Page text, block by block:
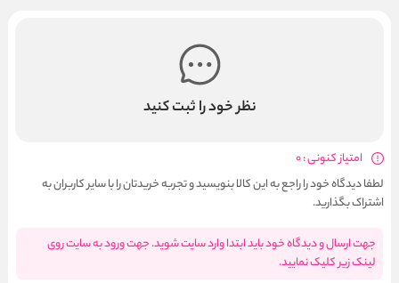
نظر خود را ثبت کنید
امتیاز کنونی : 0
لطفا دیدگاه خود را راجع به این کالا بنویسید و تجربه خریدتان را با سایر کاربران به
اشتراک بگذارید.
جهت ارسال و دیدگاه خود باید ابتدا وارد سایت شوید. جهت ورود به سایت روی
لینک زیر کلیک نمایید.